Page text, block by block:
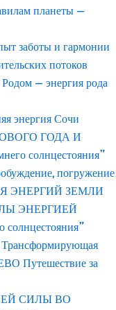
планеты —
заботы и гармонии
потоков
— энергия рода
энергия Сочи
ГОДА И
солнцестояния”
погружение
ЭНЕРГИЙ ЗЕМЛИ
ЭНЕРГИЕЙ
Путешествие за
СИЛЫ ВО